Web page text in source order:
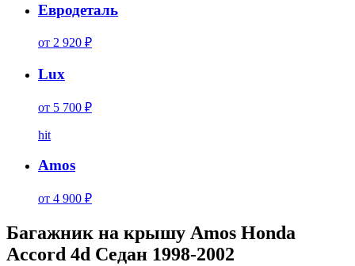
Евродеталь
от 2 920 ₽
Lux
от 5 700 ₽
hit
Amos
от 4 900 ₽
Багажник на крышу Amos Honda
Accord 4d Седан 1998-2002